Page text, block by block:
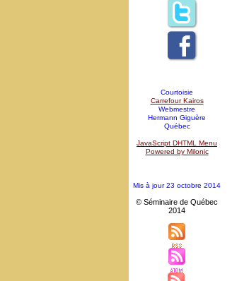
Courtoisie
Carrefour Kairos
Webmestre
Hermann Giguère
Québec
JavaScript DHTML Menu
Powered by Milonic
Mis à jour 23 octobre 2014
© Séminaire de Québec
2014